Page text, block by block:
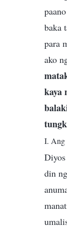
baka
para
ako
kaya
I. Ang
din